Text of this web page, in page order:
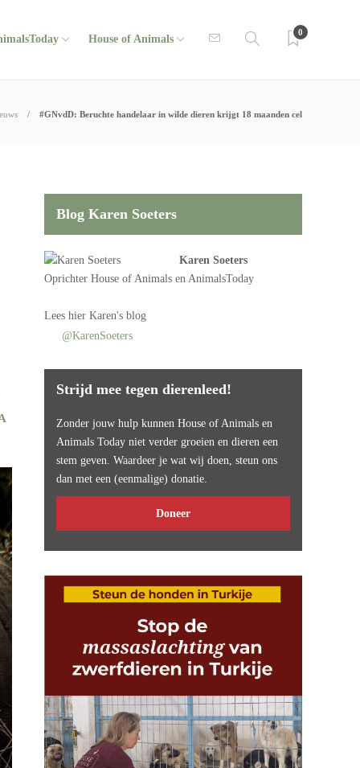
House of Animals
0
#GNvdD: Beruchte handelaar in wilde dieren krijgt 18 maanden cel
Blog Karen Soeters
Karen Soeters
OprichterHouse of Animals en AnimalsToday
Leeshier Karen's blog
@KarenSoeters
Strijd mee tegen dierenleed!
Zonder jouw hulp kunnen House of Animals en
Animals Today niet verder groeien en dieren een
stem geven. Waardeer je wat wij doen, steun ons
dan met een (eenmalige) donatie.
Doneer